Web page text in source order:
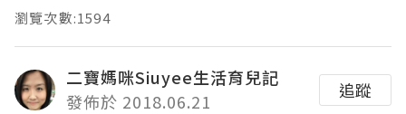
瀏覽次數:1594
二寶媽咪Siuyee生活育兒記
發佈於 2018.06.21
追蹤